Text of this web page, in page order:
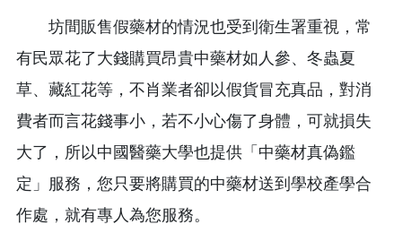
坊間販售假藥材的情況也受到衛生署重視，常
有民眾花了大錢購買昂貴中藥材如人參、冬蟲夏
草、藏紅花等，不肖業者卻以假貨冒充真品，對消
費者而言花錢事小，若不小心傷了身體，可就損失
大了，所以中國醫藥大學也提供「中藥材真偽鑑
定」服務，您只要將購買的中藥材送到學校產學合
作處，就有專人為您服務。